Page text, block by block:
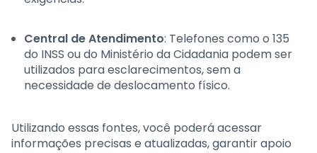
Central de Atendimento: Telefones como o 135
do INSS ou do Ministério da Cidadania podem ser
utilizados para esclarecimentos, sem a
necessidade de deslocamento físico.
Utilizando essas fontes, você poderá acessar
informações precisas e atualizadas, garantir apoio